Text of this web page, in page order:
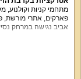
מתחמי קניות וקולנוע,
אביב נגישה במרחק